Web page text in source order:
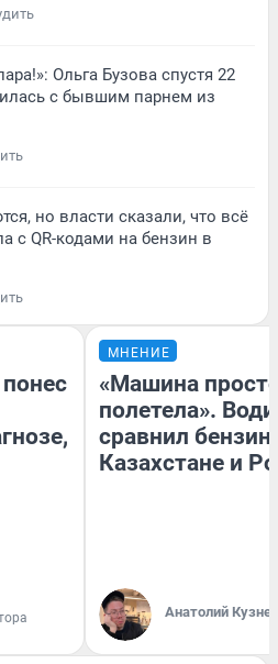
Ольга Бузова спустя 22
с бывшим парнем из
но власти сказали, что всё
с QR-кодами на бензин в
МНЕНИЕ
«Машина
полетела».
сравнил бензин
Казахстане и
Анатолий